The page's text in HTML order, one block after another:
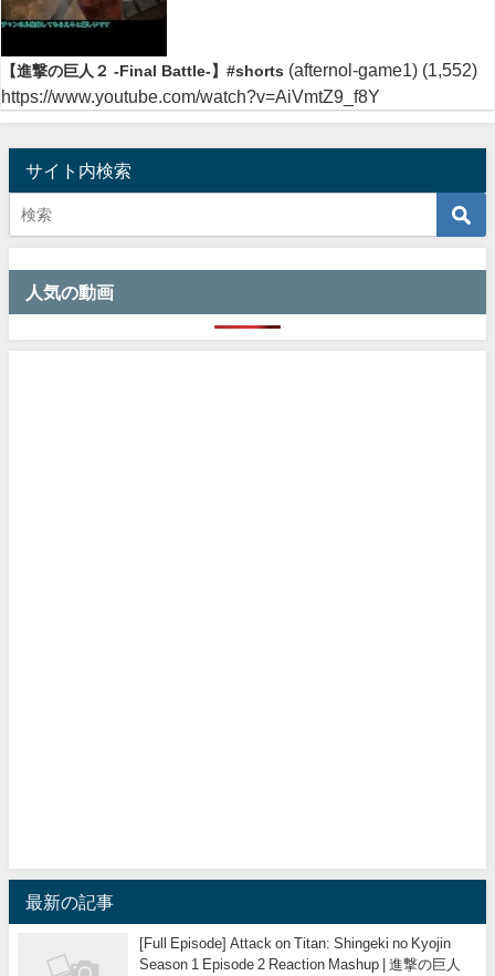
【進撃の巨人２ -Final Battle-】#shorts (afternol-game1) (1,552)
https://www.youtube.com/watch?v=AiVmtZ9_f8Y
サイト内検索
人気の動画
最新の記事
[Full Episode] Attack on Titan: Shingeki no Kyojin
Season 1 Episode 2 Reaction Mashup | 進撃の巨人